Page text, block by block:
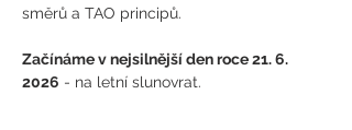
směrů a TAO principů.
Začínáme v nejsilnější den roce 21. 6.
2026 - na letní slunovrat.